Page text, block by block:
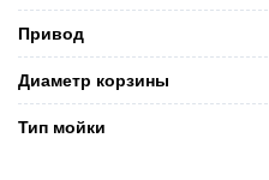
Привод
Диаметр корзины
Тип мойки